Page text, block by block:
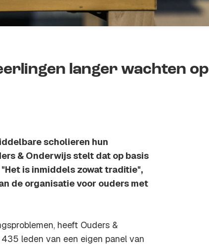
langer wachten op
scholieren hun
& Onderwijs stelt dat op basis
is inmiddels zowat traditie",
de organisatie voor ouders met
heeft Ouders &
leden van een eigen panel van